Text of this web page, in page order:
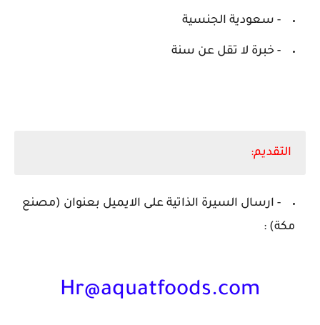
- سعودية الجنسية
- خبرة لا تقل عن سنة
التقديم:
- ارسال السيرة الذاتية على الايميل بعنوان (مصنع
مكة) :
Hr@aquatfoods.com